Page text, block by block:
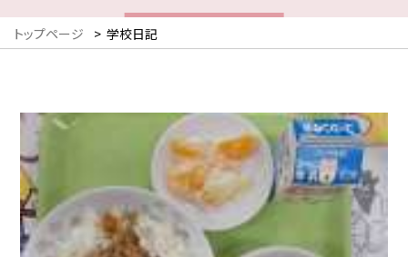
トップページ > 学校日記